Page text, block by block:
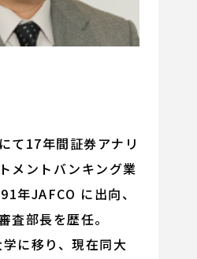
て17年間証券アナリ
メントバンキング業
年JAFCO に出向、
査部長を歴任。
に移り、現在同大